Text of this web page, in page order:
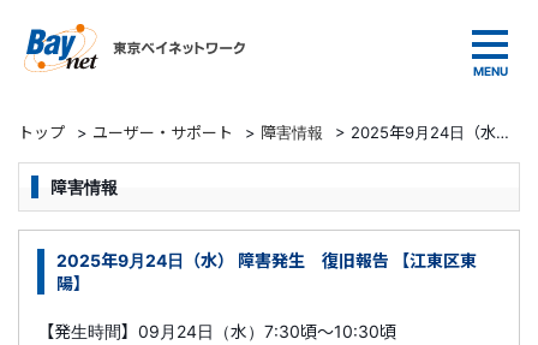
トップ > ユーザー・サポート > 障害情報 > 2025年9月24日（水） 障害発生 復旧報告 【江東区東陽】
障害情報
2025年9月24日（水） 障害発生 復旧報告 【江東区東
陽】
【発生時間】09月24日（水）7:30頃～10:30頃